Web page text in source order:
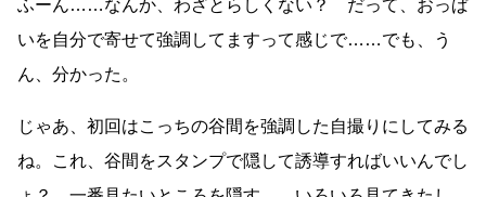
ふーん……なんか、わざとらしくない？ だって、おっぱ
いを自分で寄せて強調してますって感じで……でも、う
ん、分かった。
じゃあ、初回はこっちの谷間を強調した自撮りにしてみる
ね。これ、谷間をスタンプで隠して誘導すればいいんでし